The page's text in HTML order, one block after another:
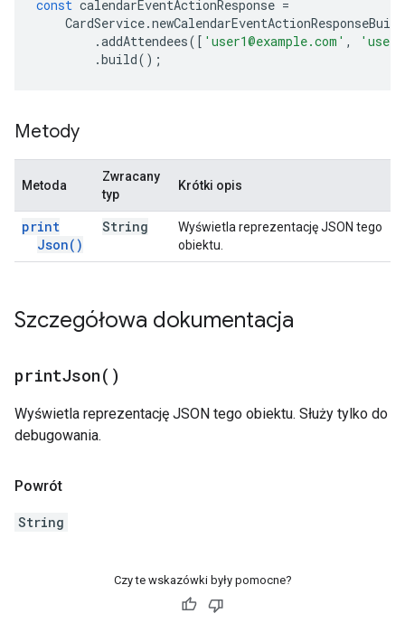
const calendarEventActionResponse =
CardService.
.addAttendees([ 'user1@example.com' ,
.build();
Metody
Metoda
Zwracany
typ
Krótki opis
print
Json( )
String
Wyświetla reprezentację JSON tego
obiektu.
Szczegółowa dokumentacja
printJson( )
Wyświetla reprezentację JSON tego obiektu. Służy tylko do
debugowania.
Powrót
String
Czy te wskazówki były pomocne?